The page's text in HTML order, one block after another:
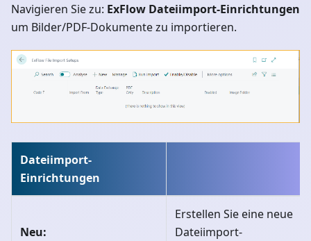
Navigieren Sie zu: ExFlow Dateiimport-Einrichtungen
um Bilder/PDF-Dokumente zu importieren.
Dateiimport-
Einrichtungen
Neu:
Erstellen Sie eine neue
Dateiimport-